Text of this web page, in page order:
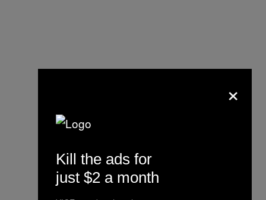
×
Kill the ads for
just $2 a month